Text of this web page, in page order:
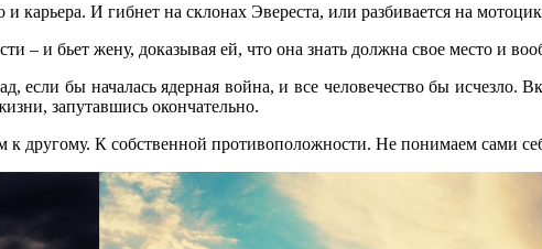
и карьера. И гибнет на склонах Эвереста, или разбивается на
– и бьет жену, доказывая ей, что она знать должна свое место и
если бы началась ядерная война, и все человечество бы исчезло.
запутавшись окончательно.
другому. К собственной противоположности. Не понимаем сами